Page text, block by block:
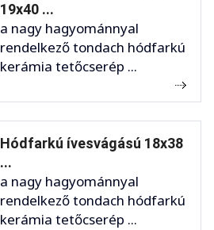
19x40 ...
a nagy hagyománnyal
rendelkező tondach hódfarkú
kerámia tetőcserép ...
Hódfarkú ívesvágású 18x38
...
a nagy hagyománnyal
rendelkező tondach hódfarkú
kerámia tetőcserép ...